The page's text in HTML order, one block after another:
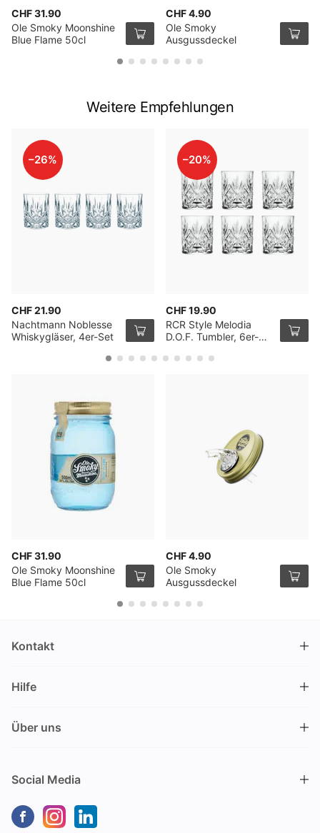
CHF 31.90
Ole Smoky Moonshine
Blue Flame 50cl
CHF 4.90
Ole Smoky
Ausgussdeckel
Weitere Empfehlungen
–26%
CHF 21.90
Nachtmann Noblesse
Whiskygläser, 4er-Set
–20%
CHF 19.90
RCR Style Melodia
D.O.F. Tumbler, 6er-
CHF 31.90
Ole Smoky Moonshine
Blue Flame 50cl
CHF 4.90
Ole Smoky
Ausgussdeckel
Kontakt
Nüschelerstrasse 35
Schweiz
info@drinks.ch
9.00 – 12.00 und 13.30 – 17.00
Hilfe
Lieferung & Abholung
Zahlungsoptionen
Transportschaden
Über uns
Über uns
Nachhaltigkeit
Social Media